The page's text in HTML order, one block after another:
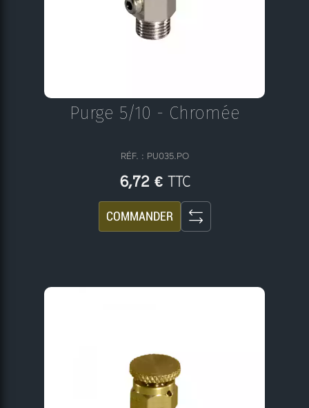
Purge 5/10 - Chromée
RÉF. : PU035.PO
6,72 € TTC
COMMANDER